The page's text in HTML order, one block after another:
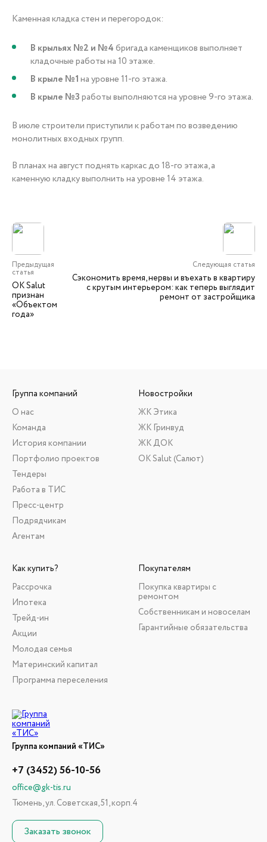
Каменная кладка стен и перегородок:
В крыльях №2 и №4бригада каменщиков выполняет
кладочные работы на 10 этаже.
В крыле №1на уровне 11-го этажа.
В крыле №3работы выполняются на уровне 9-го этажа.
В июле строители приступили к работам по возведению
монолитных входных групп.
В планах на август поднять каркас до 18-го этажа, а
каменную кладку выполнить на уровне 14 этажа.
Предыдущая
статья
ОK Salut
признан
«Объектом
года»
Следующая статья
Сэкономить время, нервы и въехать в квартиру
с крутым интерьером: как теперь выглядит
ремонт от застройщика
Группа компаний «ТИС»
+7 (3452) 56-10-56
office@gk-tis.ru
Тюмень, ул. Советская, 51, корп.4
Заказать звонок
Группа компаний
О нас
Команда
История компании
Портфолио проектов
Тендеры
Работа в ТИС
Пресс-центр
Подрядчикам
Агентам
Новостройки
ЖК Этика
ЖК Гринвуд
ЖК ДОК
ОК Salut (Салют)
Как купить?
Рассрочка
Ипотека
Трейд-ин
Акции
Молодая семья
Материнский капитал
Программа переселения
Покупателям
Покупка квартиры с
ремонтом
Собственникам и новоселам
Гарантийные обязательства